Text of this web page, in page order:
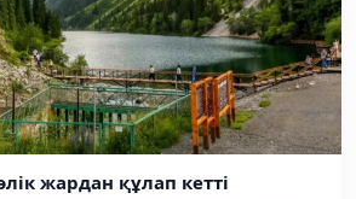
жардан құлап кетті